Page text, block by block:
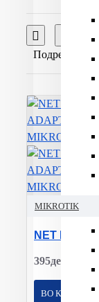
Подреди:
MIKROTIK
395ден.
ВО